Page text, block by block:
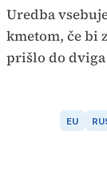
Uredba
kmetom, če bi
prišlo do
EU